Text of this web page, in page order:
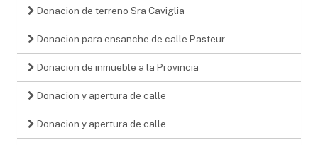
Donacion de terreno Sra Caviglia
Donacion para ensanche de calle Pasteur
Donacion de inmueble a la Provincia
Donacion y apertura de calle
Donacion y apertura de calle